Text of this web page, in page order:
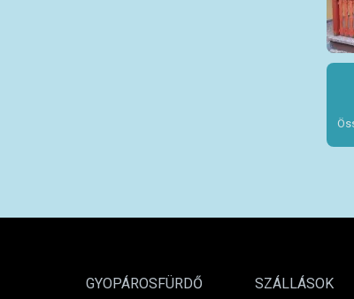
GYOPÁROSFÜRDŐ SZÁLLÁSOK